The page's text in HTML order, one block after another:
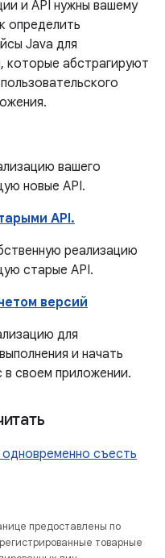
и API нужны вашему
определить
Java для
которые абстрагируют
вашего
новые API.
API.
реализацию
старые API.
версий
для
и начать
в своем приложении.
одновременно съесть
предоставлены по
товарные